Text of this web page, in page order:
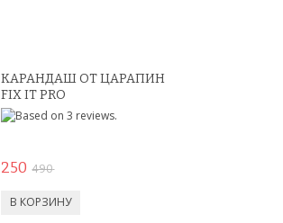
КАРАНДАШ ОТ ЦАРАПИН
FIX IT PRO
250 490